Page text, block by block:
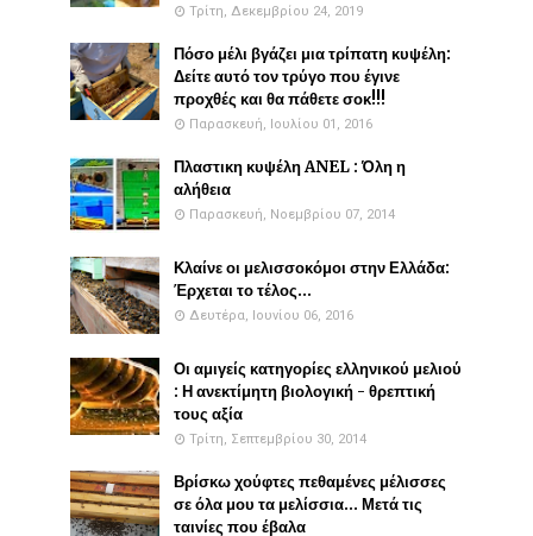
Τρίτη, Δεκεμβρίου 24, 2019
Πόσο μέλι βγάζει μια τρίπατη κυψέλη:
Δείτε αυτό τον τρύγο που έγινε
προχθές και θα πάθετε σοκ!!!
Παρασκευή, Ιουλίου 01, 2016
Πλαστικη κυψέλη ANEL : Όλη η
αλήθεια
Παρασκευή, Νοεμβρίου 07, 2014
Κλαίνε οι μελισσοκόμοι στην Ελλάδα:
Έρχεται το τέλος...
Δευτέρα, Ιουνίου 06, 2016
Οι αμιγείς κατηγορίες ελληνικού μελιού
: Η ανεκτίμητη βιολογική - θρεπτική
τους αξία
Τρίτη, Σεπτεμβρίου 30, 2014
Βρίσκω χούφτες πεθαμένες μέλισσες
σε όλα μου τα μελίσσια... Μετά τις
ταινίες που έβαλα